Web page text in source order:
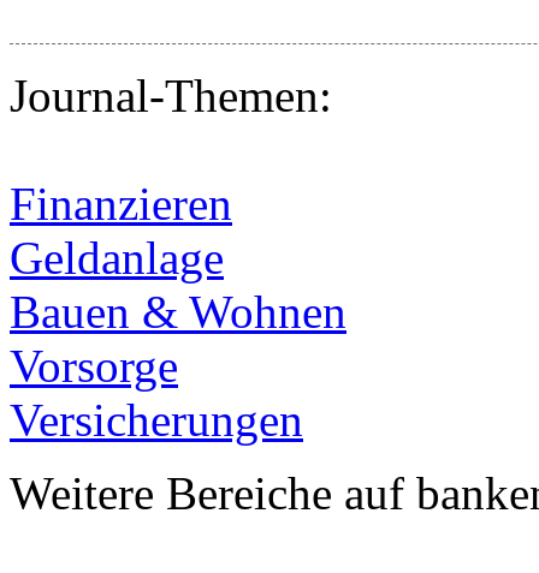
Journal-Themen:
Finanzieren
Geldanlage
Bauen & Wohnen
Vorsorge
Versicherungen
Weitere Bereiche auf